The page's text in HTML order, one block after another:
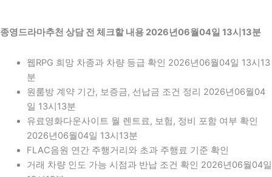
종영드라마추천 상담 전 체크할 내용 2026년06월04일 13시13분
웹RPG 희망 차종과 차량 등급 확인 2026년06월04일 13시13
분
원룸방 계약 기간, 보증금, 선납금 조건 정리 2026년06월04
일 13시13분
유료영화다운사이트 월 렌트료, 보험, 정비 포함 여부 확인
2026년06월04일 13시13분
FLAC음원 연간 주행거리와 초과 주행료 기준 확인
거래 차량 인도 가능 시점과 반납 조건 확인 2026년06월04일